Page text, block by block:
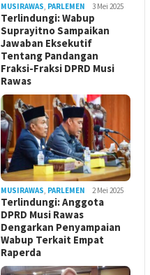
MUSIRAWAS PARLEMEN 3 Mei 2025
Terlindungi: Wabup
Suprayitno Sampaikan
Jawaban Eksekutif
Tentang Pandangan
Fraksi-Fraksi DPRD Musi
Rawas
MUSIRAWAS PARLEMEN 2 Mei 2025
Terlindungi: Anggota
DPRD Musi Rawas
Dengarkan Penyampaian
Wabup Terkait Empat
Raperda